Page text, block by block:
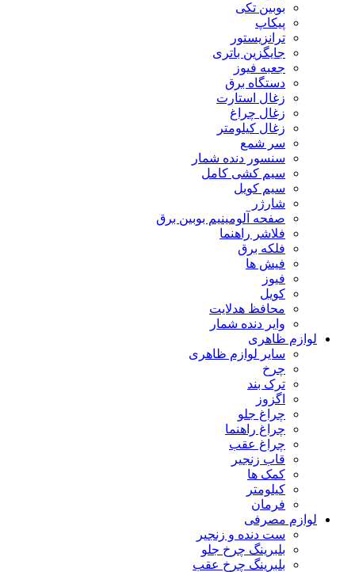
بوبین تکی
پیکاپ
ترانزیستور
جایگزین باتری
جعبه فیوز
دستگاه برق
زغال استارت
زغال چراغ
زغال کیلومتر
سر شمع
سنسور دنده شمار
سیم کشی کامل
سیم کویل
شارژر
صفحه آلومینیم بوبین برق
فلاشر راهنما
فلکه برق
فیش ها
فیوز
کویل
محافظ هدلایت
وایر دنده شمار
لوازم ظاهری
سایر لوازم ظاهری
چرخ
ترک بند
اگزوز
چراغ جلو
چراغ راهنما
چراغ عقب
قاب زنجیر
کمک ها
کیلومتر
فرمان
لوازم مصرفی
ست دنده و زنجیر
بلبرینگ چرخ جلو
بلبرینگ چرخ عقب